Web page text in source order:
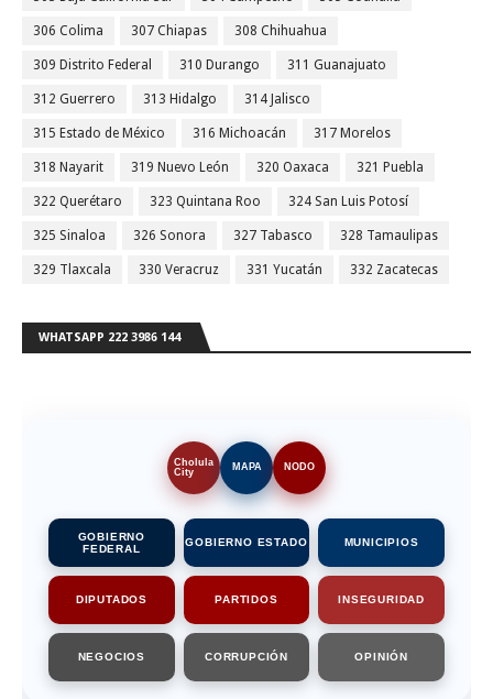
306 Colima 307 Chiapas 308 Chihuahua
309 Distrito Federal 310 Durango 311 Guanajuato
312 Guerrero 313 Hidalgo 314 Jalisco
315 Estado de México 316 Michoacán 317 Morelos
318 Nayarit 319 Nuevo León 320 Oaxaca 321 Puebla
322 Querétaro 323 Quintana Roo 324 San Luis Potosí
325 Sinaloa 326 Sonora 327 Tabasco 328 Tamaulipas
329 Tlaxcala 330 Veracruz 331 Yucatán 332 Zacatecas
WHATSAPP 222 3986 144
Cholula
City
MAPA NODO
GOBIERNO
FEDERAL
GOBIERNO ESTADO MUNICIPIOS
DIPUTADOS PARTIDOS INSEGURIDAD
NEGOCIOS CORRUPCIÓN OPINIÓN